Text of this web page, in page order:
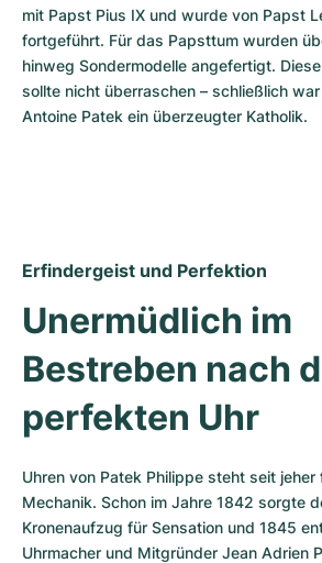
mit Papst Pius IX und wurde von Papst
fortgeführt. Für das Papsttum wurden
hinweg Sondermodelle angefertigt.
sollte nicht überraschen – schließlich
Antoine Patek ein überzeugter Katholik.
Erfindergeist und Perfektion
Unermüdlich im
Bestreben nach
perfekten Uhr
Uhren von Patek Philippe steht seit
Mechanik. Schon im Jahre 1842 sorgte
Kronenaufzug für Sensation und 1845
Uhrmacher und Mitgründer Jean Adrien